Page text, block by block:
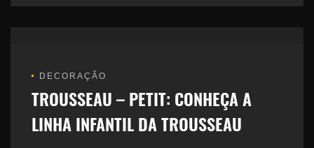
DECORAÇÃO
TROUSSEAU – PETIT: CONHEÇA A
LINHA INFANTIL DA TROUSSEAU